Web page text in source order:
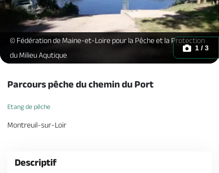
À voir, à faire
Agenda
Séjours, cadeaux
Cale de Montreuil sur Loir -
© Fédération de Maine-et-Loire pour la Pêche et la Protection
du Milieu Aqutique
1 / 3
Parcours pêche du chemin du Port
Etang de pêche
Montreuil-sur-Loir
Descriptif